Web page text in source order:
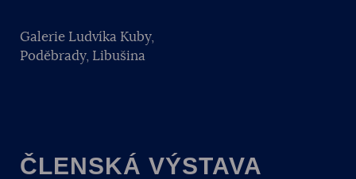
Galerie Ludvíka Kuby,
Poděbrady, Libušina
ČLENSKÁ VÝSTAVA